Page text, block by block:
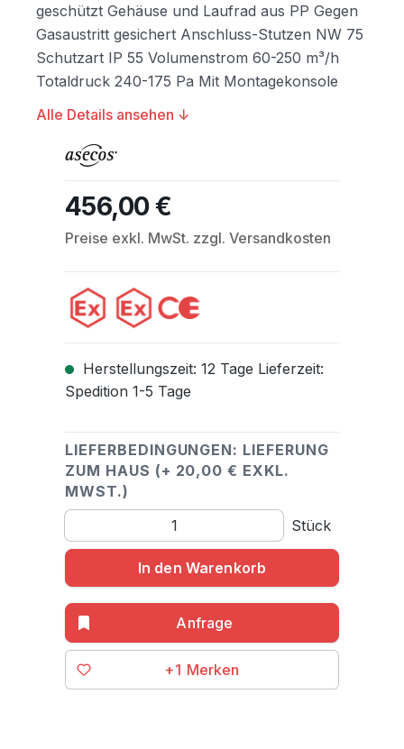
geschützt Gehäuse und Laufrad aus PP Gegen
Gasaustritt gesichert Anschluss-Stutzen NW 75
Schutzart IP 55 Volumenstrom 60-250 m³/h
Totaldruck 240-175 Pa Mit Montagekonsole
Alle Details ansehen ↓
Regulärer Preis:
456,00 €
Preise exkl. MwSt. zzgl. Versandkosten
Herstellungszeit: 12 Tage Lieferzeit:
Spedition 1-5 Tage
LIEFERBEDINGUNGEN: LIEFERUNG
ZUM HAUS (+ 20,00 € EXKL.
MWST.)
Produkt Anzahl: Gib den gewünschten Wert ein
Stück
In den Warenkorb
+1